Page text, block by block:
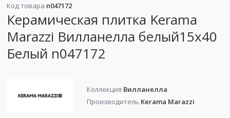
Код товара n047172
Керамическая плитка Kerama
Marazzi Вилланелла белый15х40
Белый n047172
Коллекция Вилланелла
Производитель Kerama Marazzi